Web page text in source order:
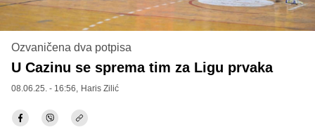
Ozvaničena dva potpisa
U Cazinu se sprema tim za Ligu prvaka
08.06.25. - 16:56, Haris Zilić